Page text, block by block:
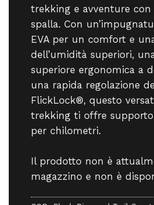
trekking e avventure con
spalla. Con
EVA per un comfort e
dell’umidità superiori,
superiore ergonomica a
una rapida regolazione
FlickLock®, questo
trekking ti offre
per chilometri.
Il prodotto non è
magazzino e non è